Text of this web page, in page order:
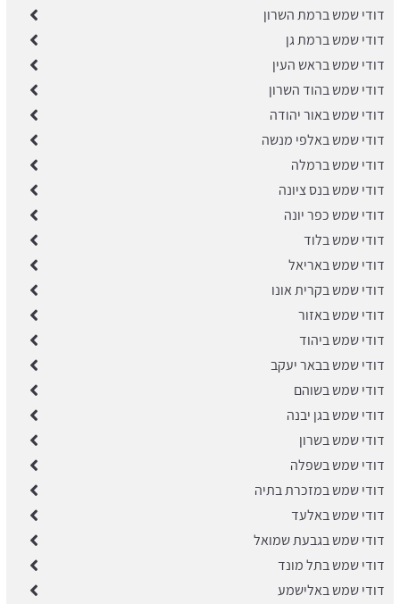
​דודי שמש ברמת השרון
דודי שמש ברמת גן
דודי שמש בראש העין
דודי שמש בהוד השרון
דודי שמש באור יהודה
דודי שמש באלפי מנשה
​דודי שמש ברמלה
דודי שמש בנס ציונה
​דודי שמש כפר יונה
דודי שמש בלוד
דודי שמש באריאל
דודי שמש בקרית אונו
דודי שמש באזור
דודי שמש ביהוד
דודי שמש בבאר יעקב
דודי שמש בשוהם
דודי שמש בגן יבנה
דודי שמש בשרון
דודי שמש בשפלה
דודי שמש במזכרת בתיה
דודי שמש באלעד
דודי שמש בגבעת שמואל
דודי שמש בתל מונד
דודי שמש באלישמע